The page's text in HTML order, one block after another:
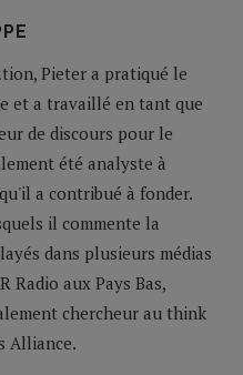
Pieter a pratiqué le
et a travaillé en tant que
de discours pour le
été analyste à
a contribué à fonder.
il commente la
dans plusieurs médias
Radio aux Pays Bas,
chercheur au think
Alliance.